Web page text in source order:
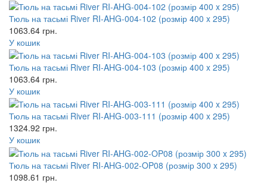
Тюль на тасьмі River RI-AHG-004-102 (розмір 400 x 295)
1063.64 грн.
У кошик
Тюль на тасьмі River RI-AHG-004-103 (розмір 400 x 295)
1063.64 грн.
У кошик
Тюль на тасьмі River RI-AHG-003-111 (розмір 400 x 295)
1324.92 грн.
У кошик
Тюль на тасьмі River RI-AHG-002-OP08 (розмір 300 x 295)
1098.61 грн.